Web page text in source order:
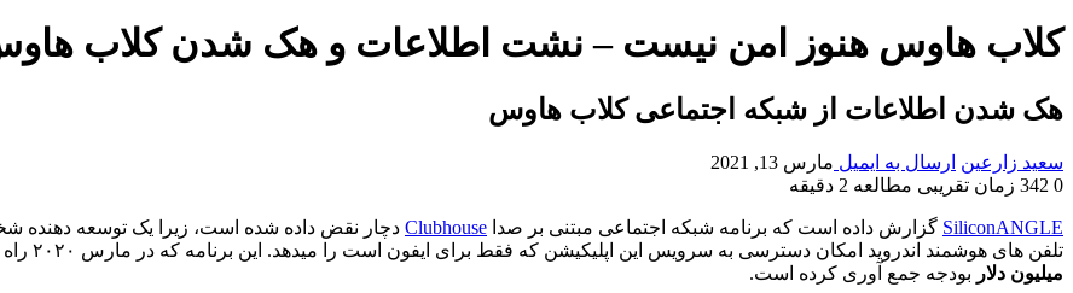
کلاب هاوس هنوز امن نیست – نشت اطلاعات و هک شدن کلاب
هک شدن اطلاعات از شبکه اجتماعی کلاب هاوس
سعید زارعین ارسال به ایمیل مارس 13, 2021
0
زمان تقریبی مطالعه 2 دقیقه
SiliconANGLE گزارش داده است که برنامه شبکه اجتماعی مبتنی بر صدا Clubhouse دچار نقض داده شده است، زیرا یک توسعه دهنده
تلفن های هوشمند اندروید امکان دسترسی به سرویس این اپلیکیشن که فقط برای ایفون است را میدهد. این برنامه که در مارس ۲۰۲۰ راه اندازی شد، به سرعت محبوبیت خود را کسب کرده و در ژانویه
میلیون دلار بودجه جمع آوری کرده است.